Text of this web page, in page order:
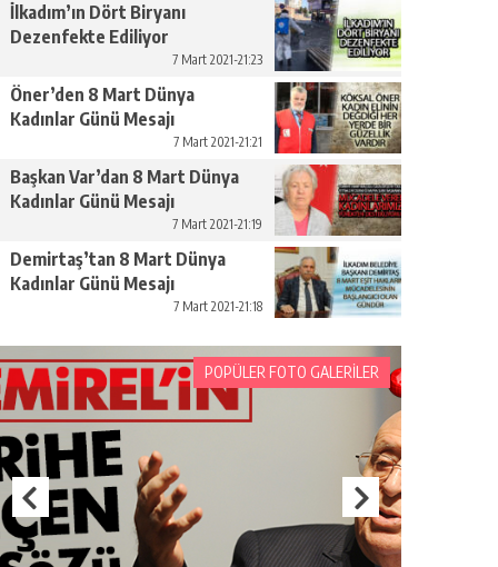
İlkadım’ın Dört Biryanı
Dezenfekte Ediliyor
7 Mart 2021-21:23
Öner’den 8 Mart Dünya
Kadınlar Günü Mesajı
7 Mart 2021-21:21
Başkan Var’dan 8 Mart Dünya
Kadınlar Günü Mesajı
7 Mart 2021-21:19
Demirtaş’tan 8 Mart Dünya
Kadınlar Günü Mesajı
7 Mart 2021-21:18
POPÜLER FOTO GALERİLER